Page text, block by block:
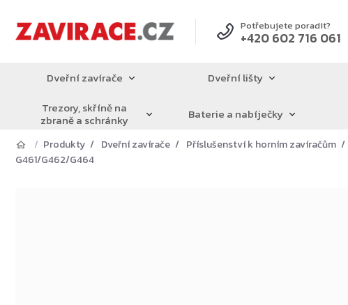
obsah
Potřebujete poradit?
+420 602 716 061
Dveřní zavírače Dveřní lišty
Trezory, skříně na
zbraně a schránky Baterie a nabíječky
Produkty Dveřní zavírače Příslušenství k horním zavíračům
G461/G462/G464